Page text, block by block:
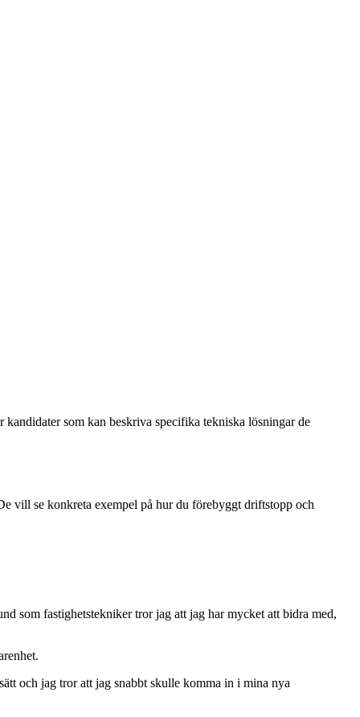
som kan beskriva specifika tekniska lösningar de
vill se konkreta exempel på hur du förebyggt driftstopp och
som fastighetstekniker tror jag att jag har mycket att bidra med,
och jag tror att jag snabbt skulle komma in i mina nya